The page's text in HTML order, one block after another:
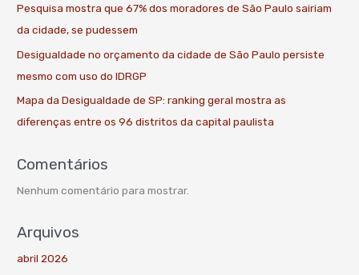
Pesquisa mostra que 67% dos moradores de São Paulo sairiam
da cidade, se pudessem
Desigualdade no orçamento da cidade de São Paulo persiste
mesmo com uso do IDRGP
Mapa da Desigualdade de SP: ranking geral mostra as
diferenças entre os 96 distritos da capital paulista
Comentários
Nenhum comentário para mostrar.
Arquivos
abril 2026